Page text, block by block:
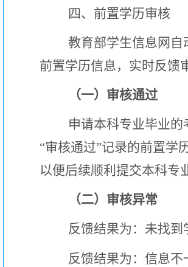
四、前置学历审核
教育部学生信息网
前置学历信息，实时反馈
（一）审核通过
申请本科专业毕业
“审核通过”记录的前置学
以便后续顺利提交本科专
（二）审核异常
反馈结果为：未找
反馈结果为：信息